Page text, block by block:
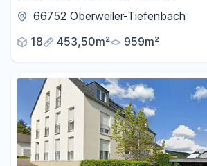
66752 Oberweiler-Tiefenbach
18
453,50m² 959m²